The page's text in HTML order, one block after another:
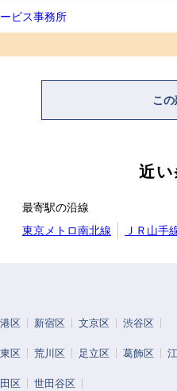
ビス事務所
こ
近
最寄駅の沿線
東京メトロ南北線
ＪＲ山手
港区 新宿区 文京区 渋谷区
区 荒川区 足立区 葛飾区
区 世田谷区